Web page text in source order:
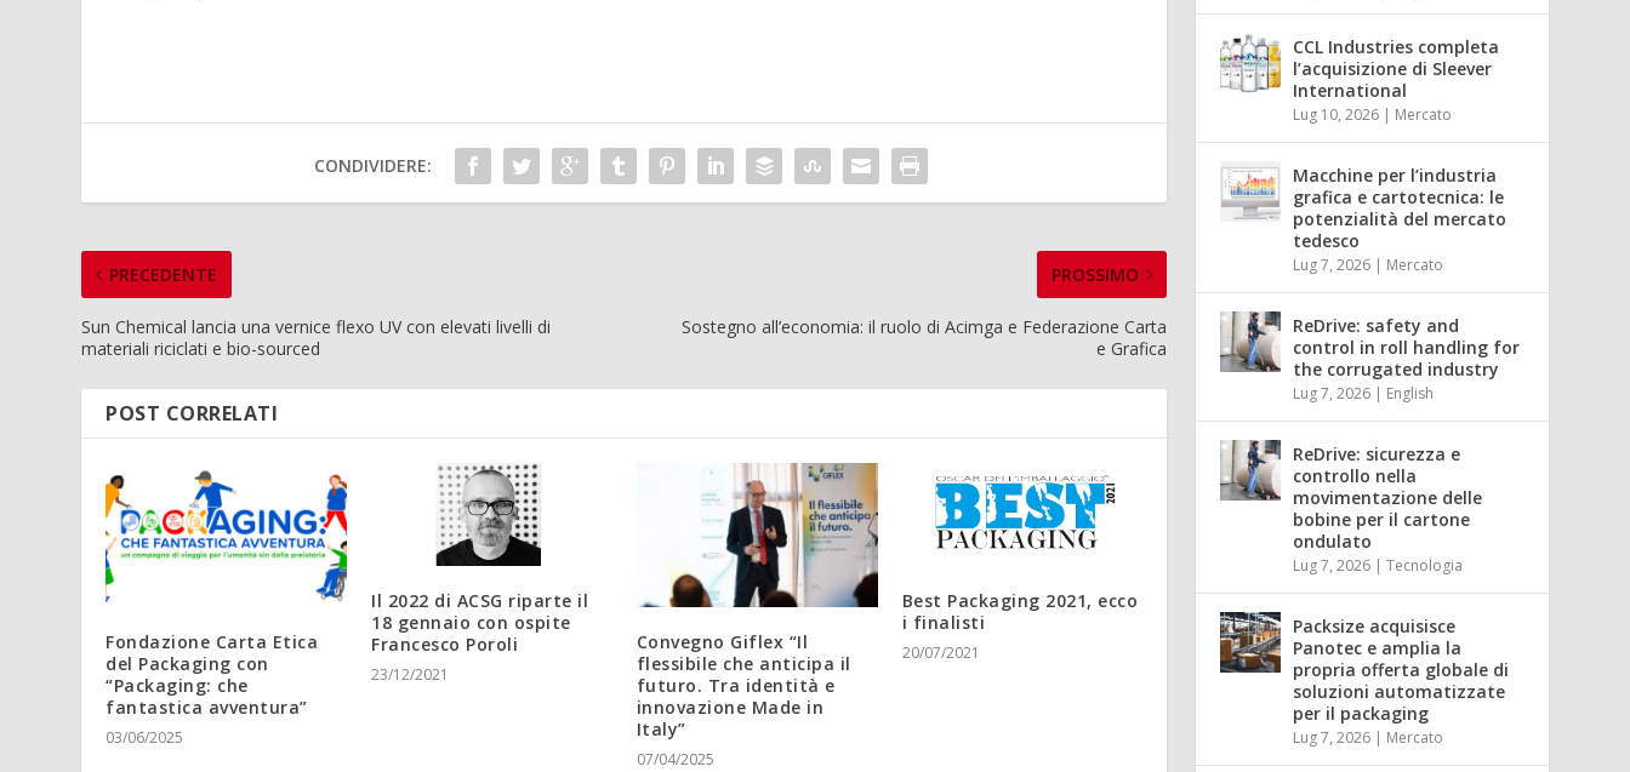
CONDIVIDERE:
PRECEDENTE
Sun Chemical lancia una vernice flexo UV con elevati livelli di
materiali riciclati e bio-sourced
PROSSIMO
Sostegno all’economia: il ruolo di Acimga e Federazione Carta
e Grafica
POST CORRELATI
Fondazione Carta Etica
del Packaging con
“Packaging: che
fantastica avventura”
03/06/2025
Il 2022 di ACSG riparte il
18 gennaio con ospite
Francesco Poroli
23/12/2021
Convegno Giflex “Il
flessibile che anticipa il
futuro. Tra identità e
innovazione Made in
Italy”
07/04/2025
Best Packaging 2021, ecco
i finalisti
20/07/2021
CCL Industries completa
l’acquisizione di Sleever
International
Lug 10, 2026 | Mercato
Macchine per l’industria
grafica e cartotecnica: le
potenzialità del mercato
tedesco
Lug 7, 2026 | Mercato
ReDrive: safety and
control in roll handling for
the corrugated industry
Lug 7, 2026 | English
ReDrive: sicurezza e
controllo nella
movimentazione delle
bobine per il cartone
ondulato
Lug 7, 2026 |Tecnologia
Packsize acquisisce
Panotec e amplia la
propria offerta globale di
soluzioni automatizzate
per il packaging
Lug 7, 2026 | Mercato